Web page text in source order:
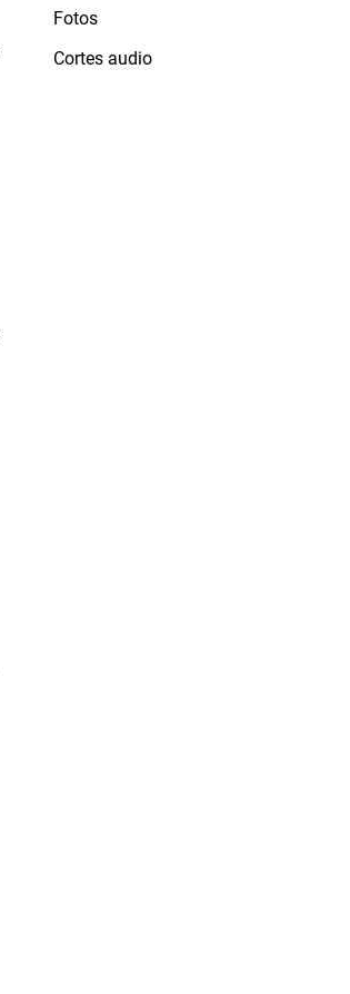
Fotos
Cortes audio